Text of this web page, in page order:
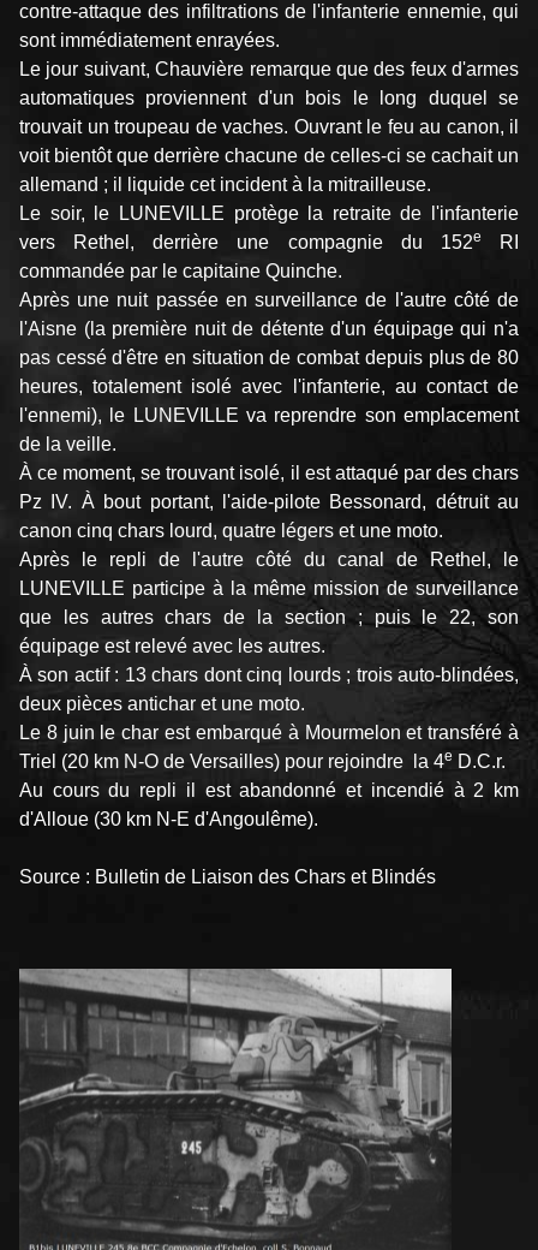
contre-attaque des infiltrations de l'infanterie ennemie, qui
sont immédiatement enrayées.
Le jour suivant, Chauvière remarque que des feux d'armes
automatiques proviennent d'un bois le long duquel se
trouvait un troupeau de vaches. Ouvrant le feu au canon, il
voit bientôt que derrière chacune de celles-ci se cachait un
allemand ; il liquide cet incident à la mitrailleuse.
Le soir, le LUNEVILLE protège la retraite de l'infanterie
vers Rethel, derrière une compagnie du 152e
RI
commandée par le capitaine Quinche.
Après une nuit passée en surveillance de l'autre côté de
l'Aisne (la première nuit de détente d'un équipage qui n'a
pas cessé d'être en situation de combat depuis plus de 80
heures, totalement isolé avec l'infanterie, au contact de
l'ennemi), le LUNEVILLE va reprendre son emplacement
de la veille.
À ce moment, se trouvant isolé, il est attaqué par des chars
Pz IV. À bout portant, l'aide-pilote Bessonard, détruit au
canon cinq chars lourd, quatre légers et une moto.
Après le repli de l'autre côté du canal de Rethel, le
LUNEVILLE participe à la même mission de surveillance
que les autres chars de la section ; puis le 22, son
équipage est relevé avec les autres.
À son actif : 13 chars dont cinq lourds ; trois auto-blindées,
deux pièces antichar et une moto.
Le 8 juin le char est embarqué à Mourmelon et transféré à
Triel (20 km N-O de Versailles) pour rejoindre la 4e D.C.r.
Au cours du repli il est abandonné et incendié à 2 km
d'Alloue (30 km N-E d'Angoulême).
Source : Bulletin de Liaison des Chars et Blindés